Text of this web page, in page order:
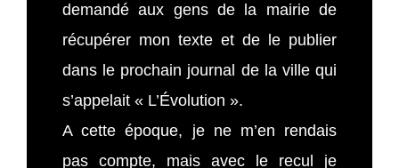
demandé aux gens de la mairie de
récupérer mon texte et de le publier
dans le prochain journal de la ville qui
s’appelait « L’Évolution ».
A cette époque, je ne m’en rendais
pas compte, mais avec le recul je